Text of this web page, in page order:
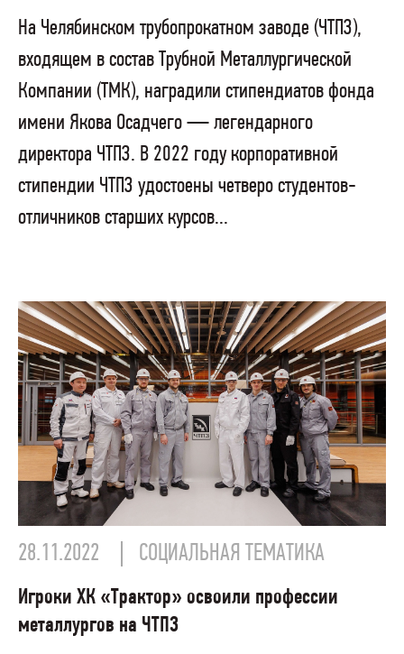
На Челябинском трубопрокатном заводе (ЧТПЗ),
входящем в состав Трубной Металлургической
Компании (ТМК), наградили стипендиатов фонда
имени Якова Осадчего — легендарного
директора ЧТПЗ. В 2022 году корпоративной
стипендии ЧТПЗ удостоены четверо студентов-
отличников старших курсов...
28.11.2022 СОЦИАЛЬНАЯ ТЕМАТИКА
Игроки ХК «Трактор» освоили профессии
металлургов на ЧТПЗ